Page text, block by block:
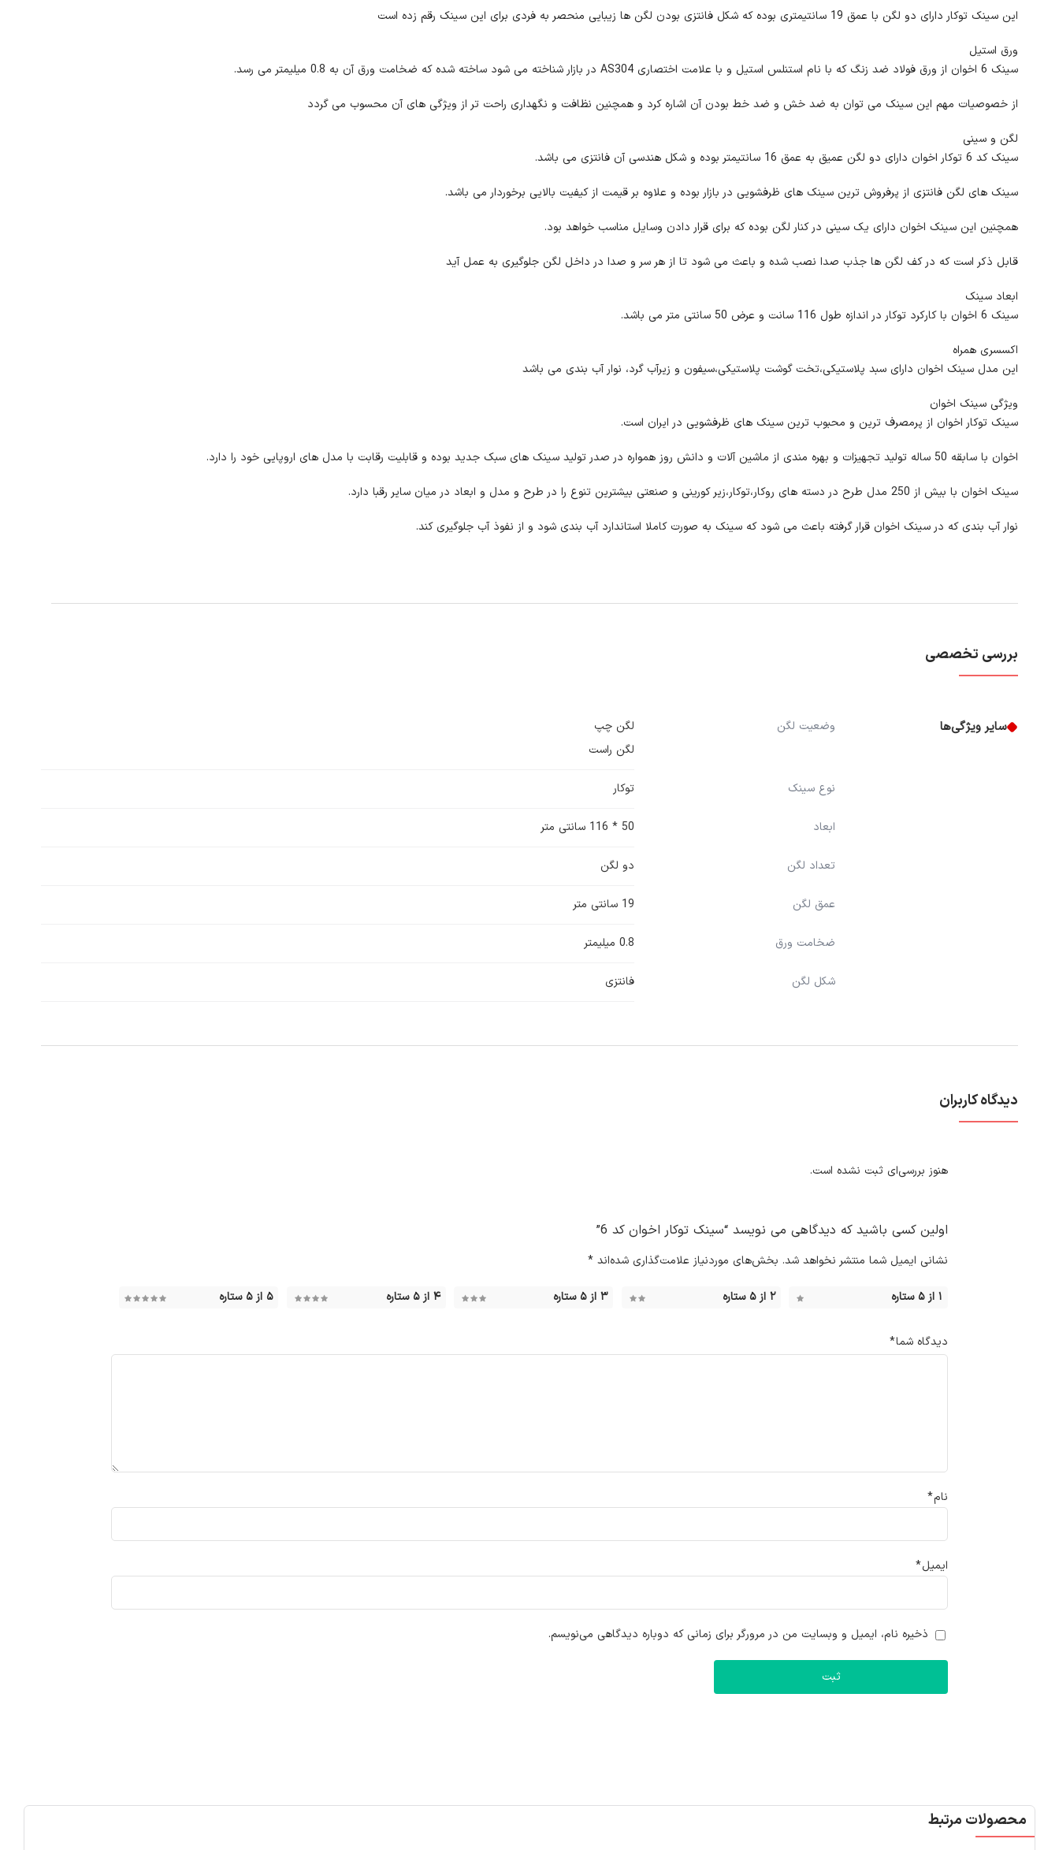
این سینک توکار دارای دو لگن با عمق 19 سانتیمتری بوده که شکل فانتزی بودن لگن ها زیبایی منحصر به فردی برای این سینک رقم زده است
ورق استیل
سینک 6 اخوان از ورق فولاد ضد زنگ که با نام استنلس استیل و با علامت اختصاری AS304 در بازار شناخته می شود ساخته شده که ضخامت ورق آن به 0.8 میلیمتر می رسد.
از خصوصیات مهم این سینک می توان به ضد خش و ضد خط بودن آن اشاره کرد و همچنین نظافت و نگهداری راحت تر از ویژگی های آن محسوب می گردد
لگن و سینی
سینک کد 6 توکار اخوان دارای دو لگن عمیق به عمق 16 سانتیمتر بوده و شکل هندسی آن فانتزی می باشد.
سینک های لگن فانتزی از پرفروش ترین سینک های ظرفشویی در بازار بوده و علاوه بر قیمت از کیفیت بالایی برخوردار می باشد.
همچنین این سینک اخوان دارای یک سینی در کنار لگن بوده که برای قرار دادن وسایل مناسب خواهد بود.
قابل ذکر است که در کف لگن ها جذب صدا نصب شده و باعث می شود تا از هر سر و صدا در داخل لگن جلوگیری به عمل آید
ابعاد سینک
سینک 6 اخوان با کارکرد توکار در اندازه طول 116 سانت و عرض 50 سانتی متر می باشد.
اکسسری همراه
این مدل سینک اخوان دارای سبد پلاستیکی،تخت گوشت پلاستیکی،سیفون و زیرآب گرد، نوار آب بندی می باشد
ویژگی سینک اخوان
سینک توکار اخوان از پرمصرف ترین و محبوب ترین سینک های ظرفشویی در ایران است.
اخوان با سابقه 50 ساله تولید تجهیزات و بهره مندی از ماشین آلات و دانش روز همواره در صدر تولید سینک های سبک جدید بوده و قابلیت رقابت با مدل های اروپایی خود را دارد.
سینک اخوان با بیش از 250 مدل طرح در دسته های روکار،توکار،زیر کورینی و صنعتی بیشترین تنوع را در طرح و مدل و ابعاد در میان سایر رقبا دارد.
نوار آب بندی که در سینک اخوان قرار گرفته باعث می شود که سینک به صورت کاملا استاندارد آب بندی شود و از نفوذ آب جلوگیری کند.
بررسی تخصصی
سایر ویژگی‌ها وضعیت لگن
لگن چپ
لگن راست
نوع سینک توکار
ابعاد 50 * 116 سانتی متر
تعداد لگن دو لگن
عمق لگن 19 سانتی متر
ضخامت ورق 0.8 میلیمتر
شکل لگن فانتزی
دیدگاه کاربران
هنوز بررسی‌ای ثبت نشده است.
اولین کسی باشید که دیدگاهی می نویسد “سینک توکار اخوان کد 6”
نشانی ایمیل شما منتشر نخواهد شد. بخش‌های موردنیاز علامت‌گذاری شده‌اند *
۱ از ۵ ستاره ۲ از ۵ ستاره ۳ از ۵ ستاره ۴ از ۵ ستاره ۵ از ۵ ستاره
دیدگاه شما*
نام*
ایمیل*
ذخیره نام، ایمیل و وبسایت من در مرورگر برای زمانی که دوباره دیدگاهی می‌نویسم.
محصولات مرتبط